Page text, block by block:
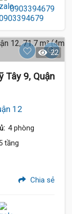
0903394679
22
Tây 9, Quận
12
4 phòng
tầng
Chia sẻ